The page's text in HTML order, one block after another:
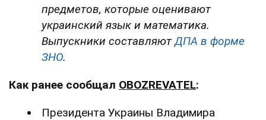
предметов, которые оценивают
украинский язык и математика.
Выпускники составляютДПА в форме
ЗНО.
Как ранее сообщал OBOZREVATEL:
Президента Украины Владимира